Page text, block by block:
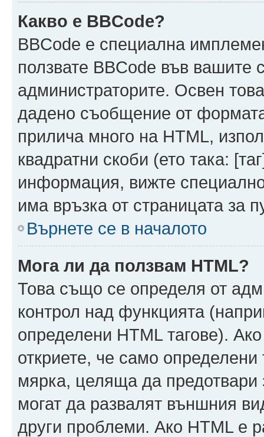
Какво е BBCode?
BBCode е специална
ползвате BBCode във
администраторите. Освен
дадено съобщение от
прилича много на HTML,
квадратни скоби (ето така:
информация, вижте
има връзка от страницата за
Върнете се в началото
Мога ли да ползвам HTML?
Това също се определя от
контрол над функцията
определени HTML тагове).
откриете, че само определени
мярка, целяща да предотвари
могат да развалят външния
други проблеми. Ако HTML е